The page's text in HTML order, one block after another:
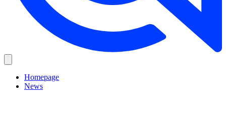
Homepage
News